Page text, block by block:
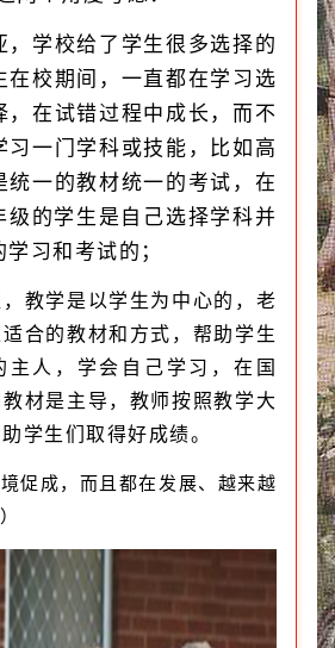
，学校给了学生很多选择的
在校期间，一直都在学习选
，在试错过程中成长，而不
习一门学科或技能，比如高
统一的教材统一的考试，在
级的学生是自己选择学科并
习和考试的；
教学是以学生为中心的，老
合的教材和方式，帮助学生
主人，学会自己学习，在国
材是主导，教师按照教学大
学生们取得好成绩。
境促成，而且都在发展、越来越